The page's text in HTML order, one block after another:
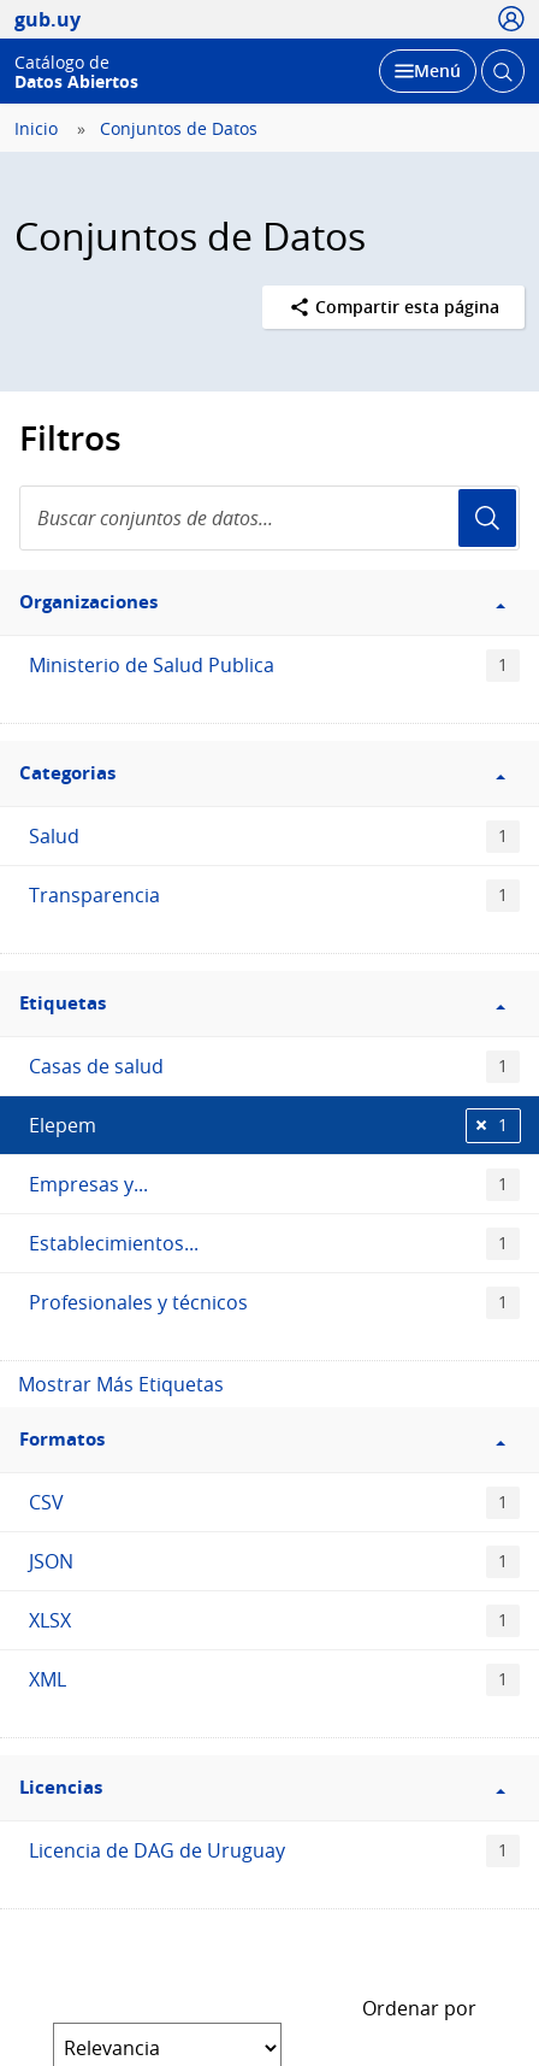
gub.uy
Catálogo de
Datos Abiertos
Desplegar
Menú Abrir
Inicio Conjuntos de Datos
Conjuntos de Datos
Compartir esta página
Filtros
conjuntos
de
Filtro
Organizaciones
Organizaciones
Ministerio de Salud Publica 1
Filtro
Categorias
Categorias
Salud 1
Transparencia 1
Filtro
Etiquetas
Etiquetas
Casas de salud 1
Elepem 1
Empresas y... 1
Establecimientos... 1
Profesionales y técnicos 1
Mostrar Más Etiquetas
Filtro
Formatos
Formatos
CSV 1
JSON 1
XLSX 1
XML 1
Filtro
Licencias
Licencias
Licencia de DAG de Uruguay 1
Ordenar por